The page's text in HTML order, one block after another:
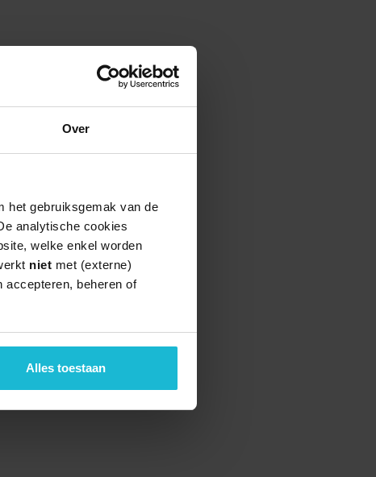
Over
het gebruiksgemak van de
analytische cookies
welke enkel worden
niet met (externe)
accepteren, beheren of
Alles toestaan